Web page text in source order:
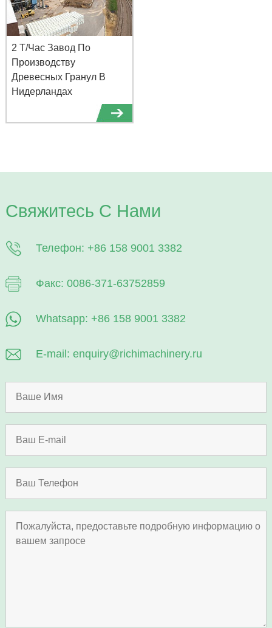
2 Т/Час Завод По
Производству
Древесных Гранул В
Нидерландах
Свяжитесь С Нами
Телефон: +86 158 9001 3382
Факс: 0086-371-63752859
Whatsapp: +86 158 9001 3382
E-mail: enquiry@richimachinery.ru